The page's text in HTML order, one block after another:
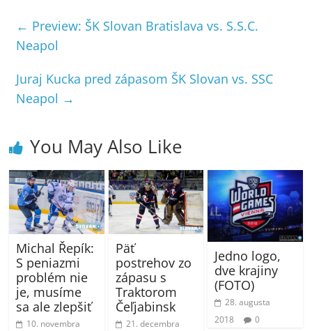
← Preview: ŠK Slovan Bratislava vs. S.S.C.
Neapol
Juraj Kucka pred zápasom ŠK Slovan vs. SSC
Neapol →
You May Also Like
Michal Řepík:
S peniazmi
problém nie
je, musíme
sa ale zlepšiť
10. novembra
Päť
postrehov zo
zápasu s
Traktorom
Čeľjabinsk
21. decembra
Jedno logo,
dve krajiny
(FOTO)
28. augusta
2018
0